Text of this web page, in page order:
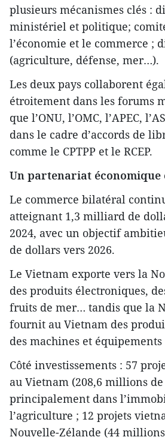
plusieurs mécanismes clés :
ministériel et politique;
l’économie et le commerce ;
(agriculture, défense, mer…).
Les deux pays collaborent
étroitement dans les forums
que l’ONU, l’OMC, l’APEC,
dans le cadre d’accords de
comme le CPTPP et le RCEP.
Un partenariat économique
Le commerce bilatéral
atteignant 1,3 milliard de
2024, avec un objectif
de dollars vers 2026.
Le Vietnam exporte vers la
des produits électroniques,
fruits de mer… tandis que la
fournit au Vietnam des
des machines et
Côté investissements : 57
au Vietnam (208,6 millions
principalement dans
l’agriculture ; 12 projets
Nouvelle-Zélande (44